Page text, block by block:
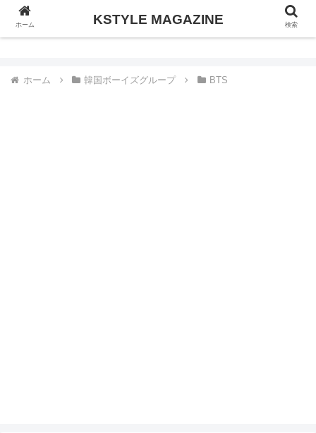
KSTYLE MAGAZINE
ホーム 韓国ボーイズグループ BTS
ホーム KSTYLE MAGAZINE 検索